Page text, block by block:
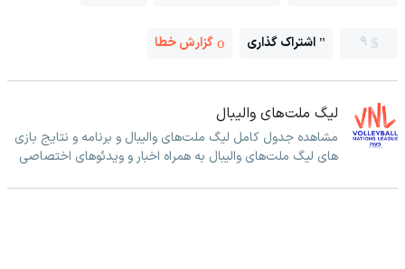
9 اشتراک گذاری گزارش خطا
لیگ ملت‌های والیبال
مشاهده جدول کامل لیگ ملت‌های والیبال و برنامه و نتایج بازی
های لیگ ملت‌های والیبال به همراه اخبار و ویدئوهای اختصاصی